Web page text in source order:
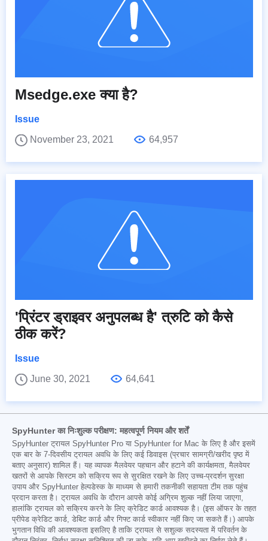
Msedge.exe क्या है?
Issue
November 23, 2021
64,957
'प्रिंटर ड्राइवर अनुपलब्ध है' त्रुटि को कैसे
ठीक करें?
Issue
June 30, 2021
64,641
SpyHunter का निःशुल्क परीक्षण: महत्वपूर्ण नियम और शर्तें
SpyHunter ट्रायल SpyHunter Pro या SpyHunter for Mac के लिए है और इसमें
एक बार के 7-दिवसीय ट्रायल अवधि के लिए कई डिवाइस (प्रचार सामग्री/खरीद पृष्ठ में
बताए अनुसार) शामिल हैं। यह व्यापक मैलवेयर पहचान और हटाने की कार्यक्षमता, मैलवेयर
खतरों से आपके सिस्टम को सक्रिय रूप से सुरक्षित रखने के लिए उच्च-प्रदर्शन सुरक्षा
उपाय और SpyHunter हेल्पडेस्क के माध्यम से हमारी तकनीकी सहायता टीम तक पहुंच
प्रदान करता है। ट्रायल अवधि के दौरान आपसे कोई अग्रिम शुल्क नहीं लिया जाएगा,
हालांकि ट्रायल को सक्रिय करने के लिए क्रेडिट कार्ड आवश्यक है। (इस ऑफर के तहत
प्रीपेड क्रेडिट कार्ड, डेबिट कार्ड और गिफ्ट कार्ड स्वीकार नहीं किए जा सकते हैं।) आपके
भुगतान विधि की आवश्यकता इसलिए है ताकि ट्रायल से सशुल्क सदस्यता में परिवर्तन के